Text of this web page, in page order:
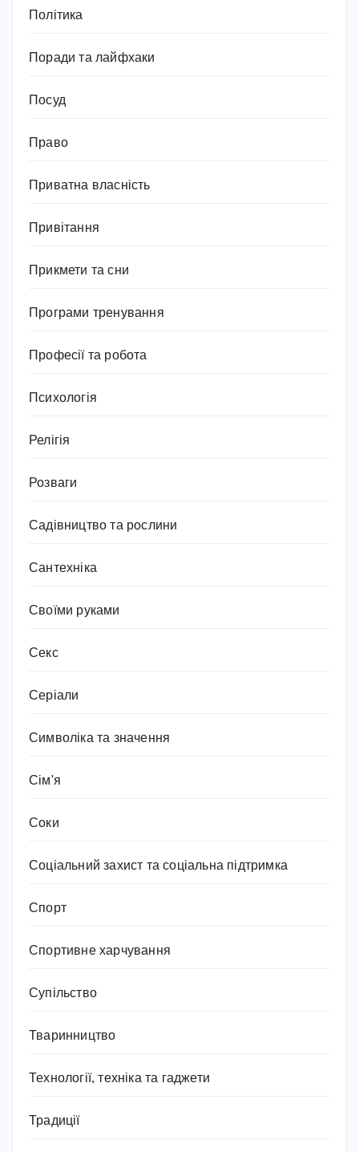
Політика
Поради та лайфхаки
Посуд
Право
Приватна власність
Привітання
Прикмети та сни
Програми тренування
Професії та робота
Психологія
Релігія
Розваги
Садівництво та рослини
Сантехніка
Своїми руками
Секс
Серіали
Символіка та значення
Сім'я
Соки
Соціальний захист та соціальна підтримка
Спорт
Спортивне харчування
Супільство
Тваринництво
Технології, техніка та гаджети
Традиції